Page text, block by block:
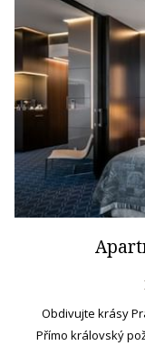
Obdivujte krásy
Přímo královský